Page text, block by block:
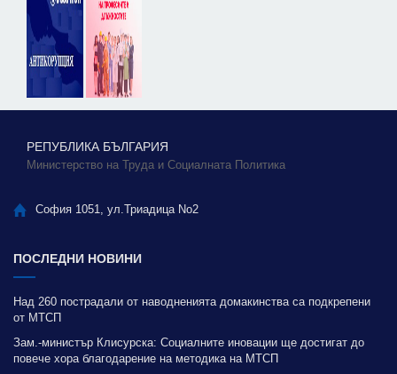
РЕПУБЛИКА БЪЛГАРИЯ
Министерство на Труда и Социалната Политика
София 1051, ул.Триадица No2
ПОСЛЕДНИ НОВИНИ
Над 260 пострадали от наводненията домакинства са подкрепени
от МТСП
Зам.-министър Клисурска: Социалните иновации ще достигат до
повече хора благодарение на методика на МТСП